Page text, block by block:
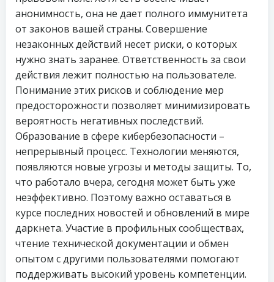
анонимность, она не дает полного иммунитета
от законов вашей страны. Совершение
незаконных действий несет риски, о которых
нужно знать заранее. Ответственность за свои
действия лежит полностью на пользователе.
Понимание этих рисков и соблюдение мер
предосторожности позволяет минимизировать
вероятность негативных последствий.
Образование в сфере кибербезопасности –
непрерывный процесс. Технологии меняются,
появляются новые угрозы и методы защиты. То,
что работало вчера, сегодня может быть уже
неэффективно. Поэтому важно оставаться в
курсе последних новостей и обновлений в мире
даркнета. Участие в профильных сообществах,
чтение технической документации и обмен
опытом с другими пользователями помогают
поддерживать высокий уровень компетенции.